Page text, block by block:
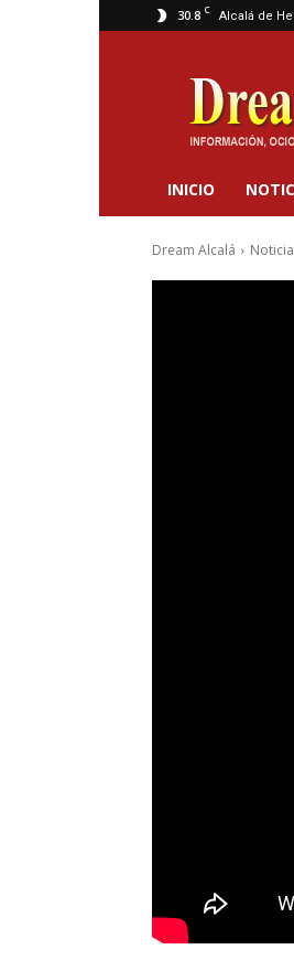
30.8 C Alcalá de
Dream
Alcalá
INICIO
Dream Alcalá